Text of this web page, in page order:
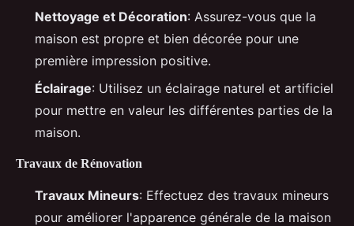
Nettoyage et Décoration: Assurez-vous que la
maison est propre et bien décorée pour une
première impression positive.
Éclairage: Utilisez un éclairage naturel et artificiel
pour mettre en valeur les différentes parties de la
maison.
Travaux de Rénovation
Travaux Mineurs: Effectuez des travaux mineurs
pour améliorer l'apparence générale de la maison